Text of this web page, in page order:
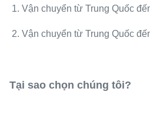
1. Vận chuyển từ Trung Quốc
2. Vận chuyển từ Trung Quốc
Tại sao chọn chúng tôi?